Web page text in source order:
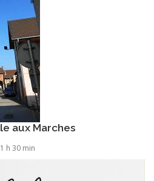
aux Marches
h 30 min